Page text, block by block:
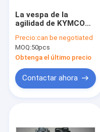
La vespa de la
agilidad de KYMCO
CILINDRO
Precio:can be negotiated
MOQ:50pcs
Obtenga el último precio
Contactar ahora